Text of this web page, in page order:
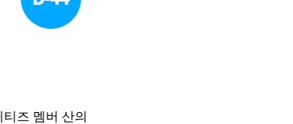
즈 멤버 산의